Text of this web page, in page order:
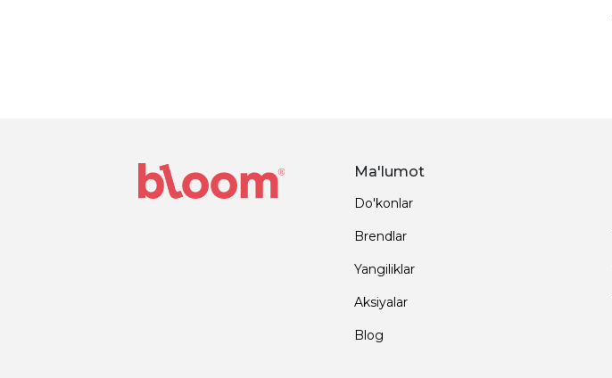
Ma'lumot
Do'konlar
Brendlar
Yangiliklar
Aksiyalar
Blog